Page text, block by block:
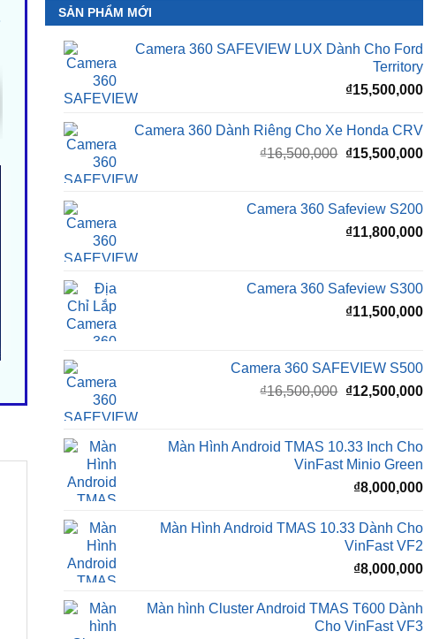
SẢN PHẨM MỚI
Camera 360 SAFEVIEW LUX Dành Cho Ford
Territory
₫15,500,000
Camera 360 Dành Riêng Cho Xe Honda CRV
₫16,500,000 Giá
₫16,500,000.
₫15,500,000
Camera 360 Safeview S200
₫11,800,000
Camera 360 Safeview S300
₫11,500,000
Camera 360 SAFEVIEW S500
₫16,500,000 Giá
₫16,500,000.
₫12,500,000
Màn Hình Android TMAS 10.33 Inch Cho
VinFast Minio Green
₫8,000,000
Màn Hình Android TMAS 10.33 Dành Cho
VinFast VF2
₫8,000,000
Màn hình Cluster Android TMAS T600 Dành
Cho VinFast VF3